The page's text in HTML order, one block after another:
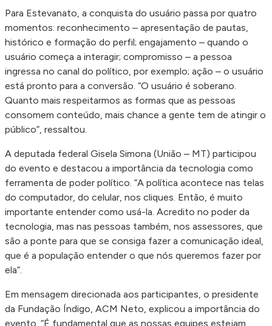
Para Estevanato, a conquista do usuário passa por quatro
momentos: reconhecimento – apresentação de pautas,
histórico e formação do perfil; engajamento – quando o
usuário começa a interagir; compromisso – a pessoa
ingressa no canal do político, por exemplo; ação – o usuário
está pronto para a conversão. “O usuário é soberano.
Quanto mais respeitarmos as formas que as pessoas
consomem conteúdo, mais chance a gente tem de atingir o
público”, ressaltou.
A deputada federal Gisela Simona (União – MT) participou
do evento e destacou a importância da tecnologia como
ferramenta de poder político. “A política acontece nas telas
do computador, do celular, nos cliques. Então, é muito
importante entender como usá-la. Acredito no poder da
tecnologia, mas nas pessoas também, nos assessores, que
são a ponte para que se consiga fazer a comunicação ideal,
que é a população entender o que nós queremos fazer por
ela”.
Em mensagem direcionada aos participantes, o presidente
da Fundação Índigo, ACM Neto, explicou a importância do
evento. “É fundamental que as nossas equipes estejam